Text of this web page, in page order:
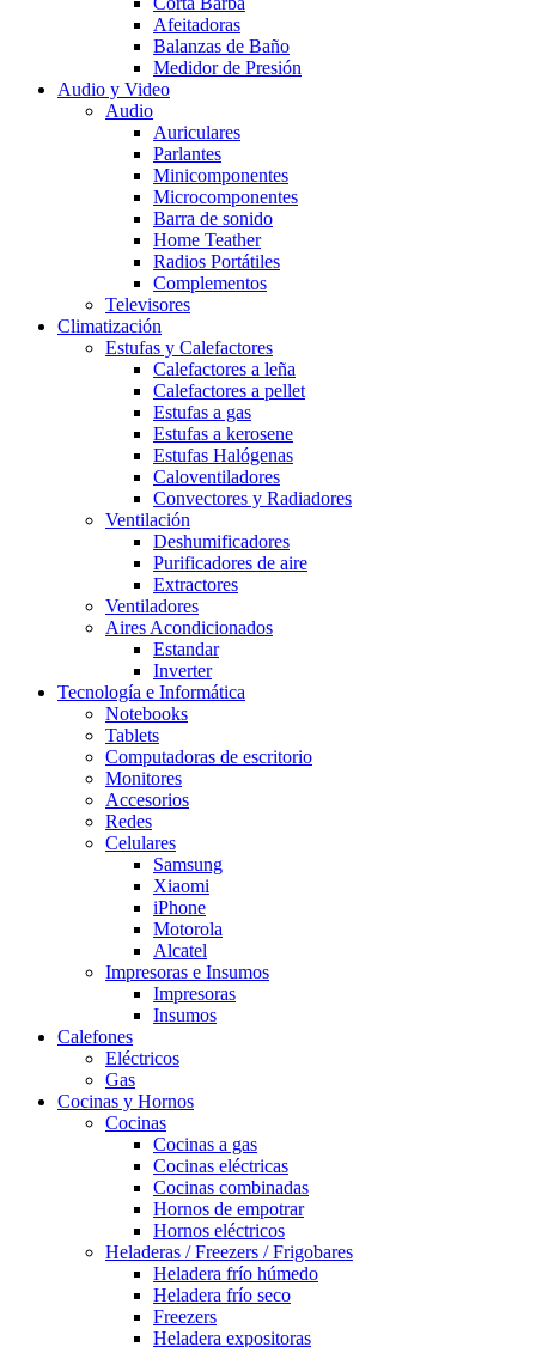
Afeitadoras
Balanzas de Baño
Medidor de Presión
Audio y Video
Audio
Auriculares
Parlantes
Minicomponentes
Microcomponentes
Barra de sonido
Home Teather
Radios Portátiles
Complementos
Televisores
Climatización
Estufas y Calefactores
Calefactores a leña
Calefactores a pellet
Estufas a gas
Estufas a kerosene
Estufas Halógenas
Caloventiladores
Convectores y Radiadores
Ventilación
Deshumificadores
Purificadores de aire
Extractores
Ventiladores
Aires Acondicionados
Estandar
Inverter
Tecnología e Informática
Notebooks
Tablets
Computadoras de escritorio
Monitores
Accesorios
Redes
Celulares
Samsung
Xiaomi
iPhone
Motorola
Alcatel
Impresoras e Insumos
Impresoras
Insumos
Calefones
Eléctricos
Gas
Cocinas y Hornos
Cocinas
Cocinas a gas
Cocinas eléctricas
Cocinas combinadas
Hornos de empotrar
Hornos eléctricos
Heladeras / Freezers / Frigobares
Heladera frío húmedo
Heladera frío seco
Freezers
Heladera expositoras